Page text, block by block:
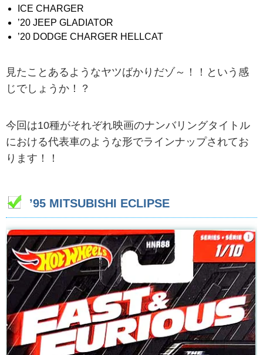
ICE CHARGER
’20 JEEP GLADIATOR
’20 DODGE CHARGER HELLCAT
見たことあるようなヤツばかりだゾ～！！という感
じでしょうか！？
今回は10種がそれぞれ映画のナンバリングタイトル
における代表車のような形でラインナップされてお
ります！！
’95 MITSUBISHI ECLIPSE